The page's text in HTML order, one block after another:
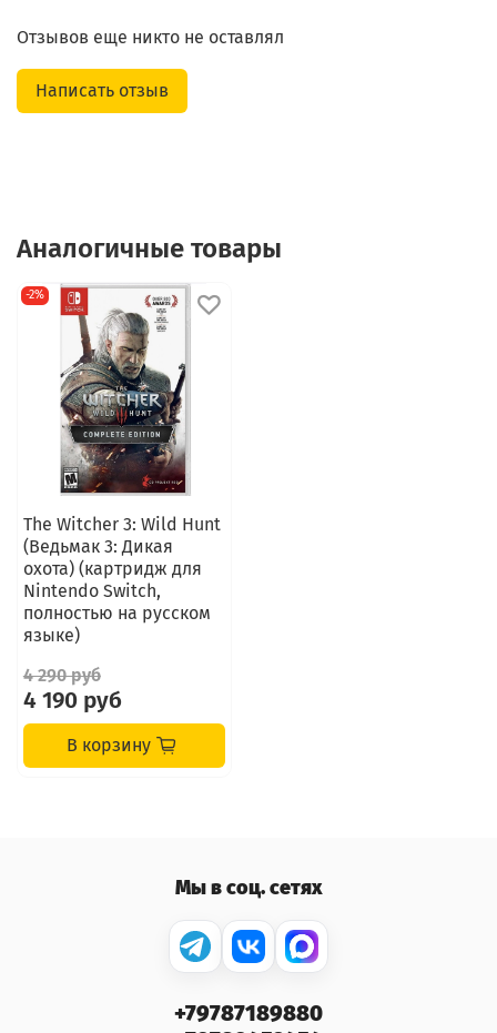
Отзывов еще никто не оставлял
Написать отзыв
Аналогичные товары
-2%
The Witcher 3: Wild Hunt
(Ведьмак 3: Дикая
охота) (картридж для
Nintendo Switch,
полностью на русском
языке)
4 290 руб
4 190 руб
В корзину
Мы в соц. сетях
+79787189880